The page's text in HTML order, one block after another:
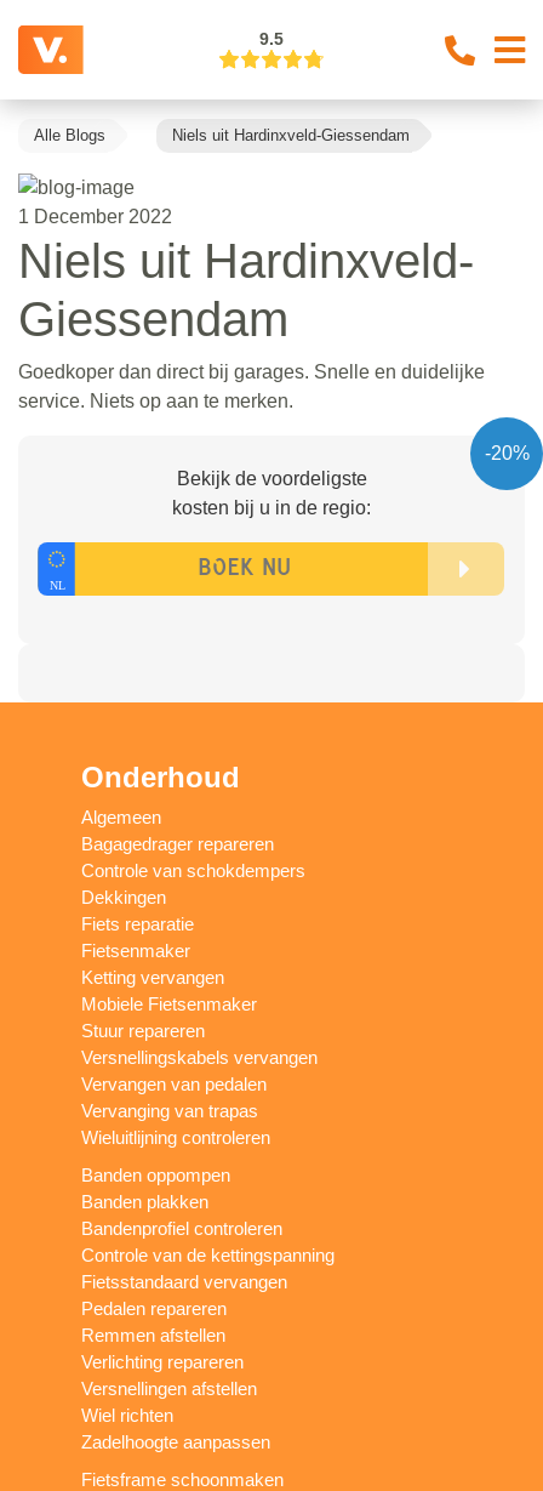
9.5
Alle Blogs Niels uit Hardinxveld-Giessendam
1 December 2022
Niels uit Hardinxveld-
Giessendam
Goedkoper dan direct bij garages. Snelle en duidelijke
service. Niets op aan te merken.
-20%
Bekijk de voordeligste
kosten bij u in de regio:
Onderhoud
Algemeen
Bagagedrager repareren
Controle van schokdempers
Dekkingen
Fiets reparatie
Fietsenmaker
Ketting vervangen
Mobiele Fietsenmaker
Stuur repareren
Versnellingskabels vervangen
Vervangen van pedalen
Vervanging van trapas
Wieluitlijning controleren
Banden oppompen
Banden plakken
Bandenprofiel controleren
Controle van de kettingspanning
Fietsstandaard vervangen
Pedalen repareren
Remmen afstellen
Verlichting repareren
Versnellingen afstellen
Wiel richten
Zadelhoogte aanpassen
Fietsframe schoonmaken